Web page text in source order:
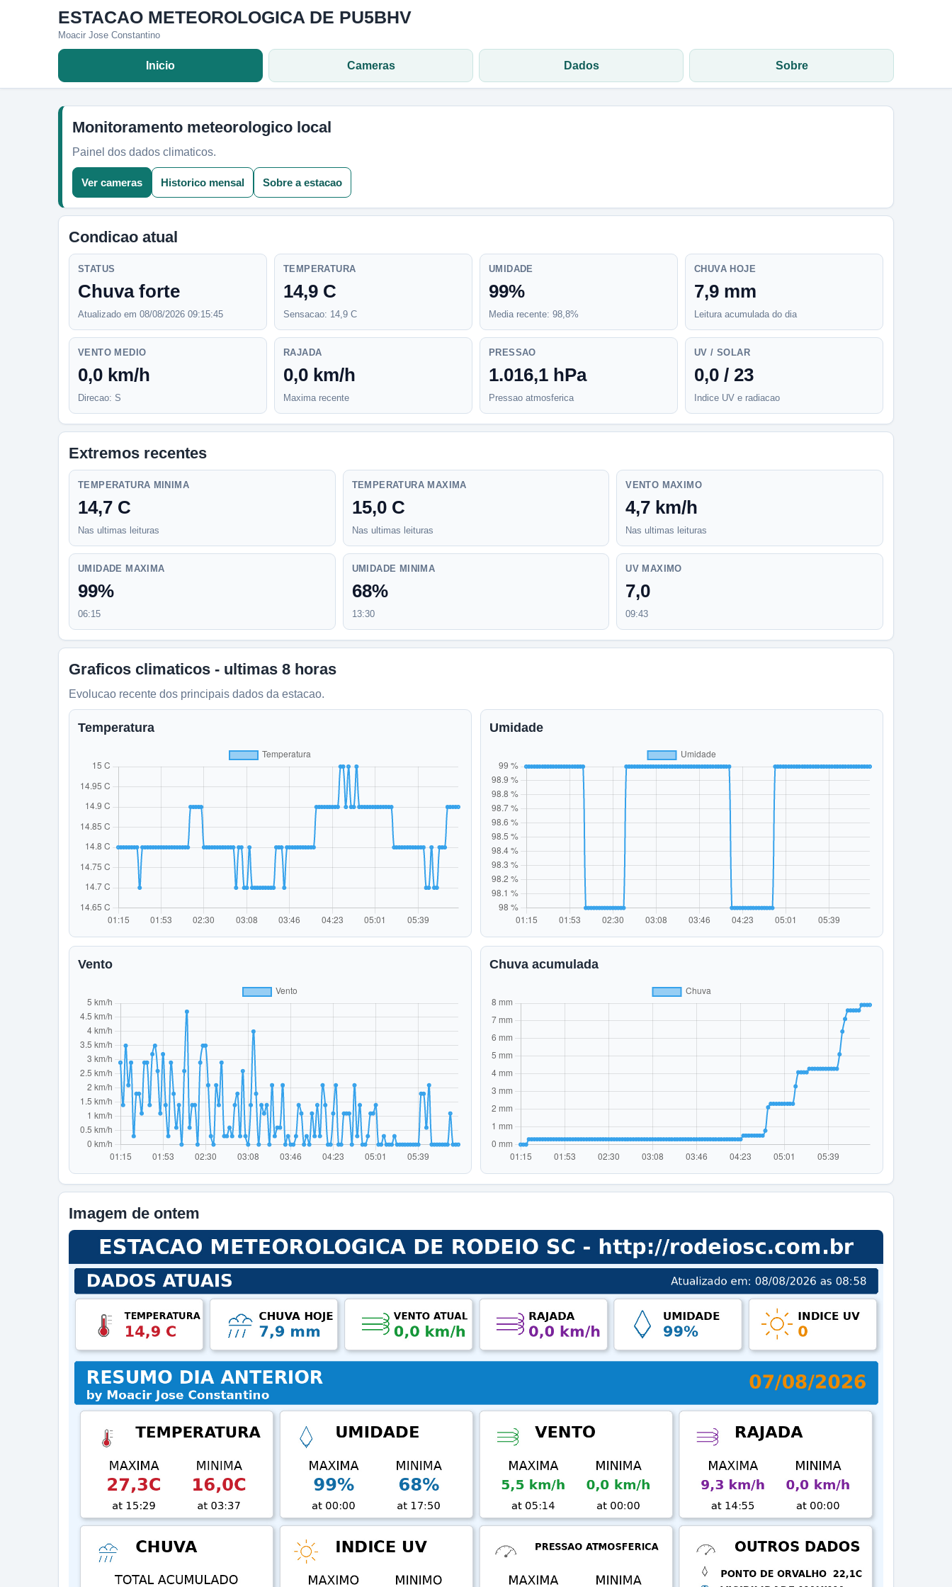
ESTACAO METEOROLOGICA DE PU5BHV
Moacir Jose Constantino
Inicio Cameras Dados Sobre
Monitoramento meteorologico local
Painel dos dados climaticos.
Ver cameras Historico mensal Sobre a estacao
Condicao atual
STATUS
Chuva forte
Atualizado em 08/08/2026 09:15:45
TEMPERATURA
14,9 C
Sensacao: 14,9 C
UMIDADE
99%
Media recente: 98,8%
CHUVA HOJE
7,9 mm
Leitura acumulada do dia
VENTO MEDIO
0,0 km/h
Direcao: S
RAJADA
0,0 km/h
Maxima recente
PRESSAO
1.016,1 hPa
Pressao atmosferica
UV / SOLAR
0,0 / 23
Indice UV e radiacao
Extremos recentes
TEMPERATURA MINIMA
14,7 C
Nas ultimas leituras
TEMPERATURA MAXIMA
15,0 C
Nas ultimas leituras
VENTO MAXIMO
4,7 km/h
Nas ultimas leituras
UMIDADE MAXIMA
99%
06:15
UMIDADE MINIMA
68%
13:30
UV MAXIMO
7,0
09:43
Graficos climaticos - ultimas 8 horas
Evolucao recente dos principais dados da estacao.
Temperatura Umidade
Vento Chuva acumulada
Imagem de ontem